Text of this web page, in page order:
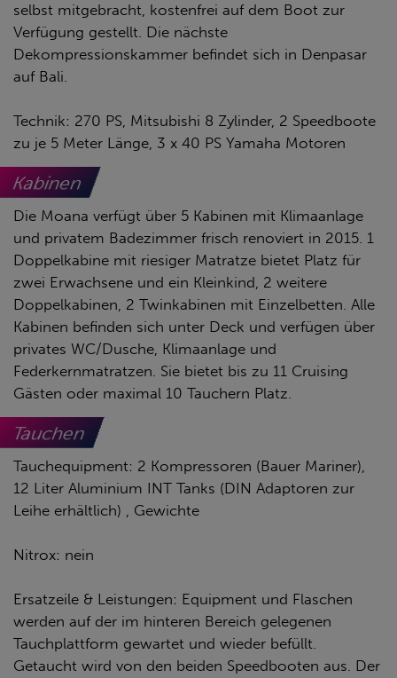
selbst mitgebracht, kostenfrei auf dem Boot zur
Verfügung gestellt. Die nächste
Dekompressionskammer befindet sich in Denpasar
auf Bali.
Technik: 270 PS, Mitsubishi 8 Zylinder, 2 Speedboote
zu je 5 Meter Länge, 3 x 40 PS Yamaha Motoren
Kabinen
Die Moana verfügt über 5 Kabinen mit Klimaanlage
und privatem Badezimmer frisch renoviert in 2015. 1
Doppelkabine mit riesiger Matratze bietet Platz für
zwei Erwachsene und ein Kleinkind, 2 weitere
Doppelkabinen, 2 Twinkabinen mit Einzelbetten. Alle
Kabinen befinden sich unter Deck und verfügen über
privates WC/Dusche, Klimaanlage und
Federkernmatratzen. Sie bietet bis zu 11 Cruising
Gästen oder maximal 10 Tauchern Platz.
Tauchen
Tauchequipment: 2 Kompressoren (Bauer Mariner),
12 Liter Aluminium INT Tanks (DIN Adaptoren zur
Leihe erhältlich) , Gewichte
Nitrox: nein
Ersatzeile & Leistungen: Equipment und Flaschen
werden auf der im hinteren Bereich gelegenen
Tauchplattform gewartet und wieder befüllt.
Getaucht wird von den beiden Speedbooten aus. Der